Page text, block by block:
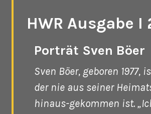
Porträt Sven Böer
Sven Böer, geboren 1977,
der nie aus seiner
hinaus-gekommen ist.
HWR Ausgabe I